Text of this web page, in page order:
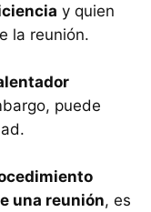
y quien
la reunión.
puede
una reunión, es